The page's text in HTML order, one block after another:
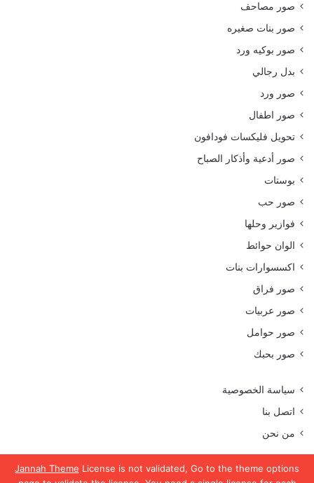
Jannah Theme License is not validated, Go to the theme options
صور مصاحف
صور بنات صغيره
صور بوكيه ورد
بدل رجالي
صور ورد
صور اطفال
تحويل فليكسات فودافون
صور أدعية وأذكار الصباح
بوستات
صور حب
فوازير وحلها
الوان حوائط
اكسسوارات بنات
صور فراق
صور عربيات
صور حوامل
صور بحبك
سياسة الخصوصية
اتصل بنا
من نحن